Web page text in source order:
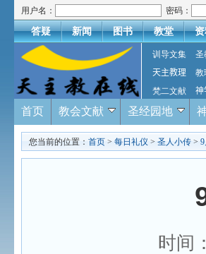
用户名： 密码：
答疑 新闻 图书 教堂
训导文集 圣
天主教理
教
梵二文献
神
首页 教会文献 圣经园地
您当前的位置： 首页 > 每日礼仪 > 圣人小传 > 9
时间